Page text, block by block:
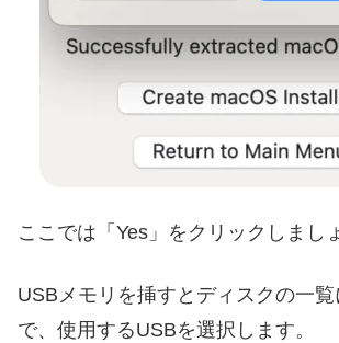
ここでは「Yes」をクリックしまし
USBメモリを挿すとディスクの一
で、使用するUSBを選択します。